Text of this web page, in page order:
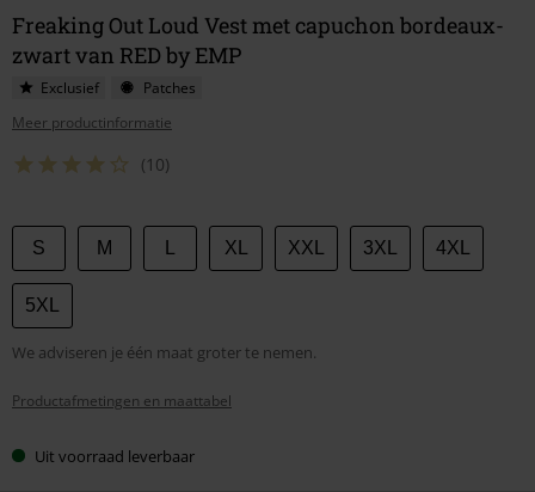
Freaking Out Loud Vest met capuchon bordeaux-
zwart van RED by EMP
Exclusief
Patches
Meer productinformatie
(10)
Kies
je
maat
S M XL XXL 3XL 4XL
5XL
We adviseren je één maat groter te nemen.
Productafmetingen en maattabel
Uit voorraad leverbaar